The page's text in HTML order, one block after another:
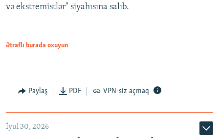
və ekstremistlər" siyahısına salıb.
Ətraflı burada oxuyun
Paylaş PDF VPN-siz açmaq
İyul 30, 2026